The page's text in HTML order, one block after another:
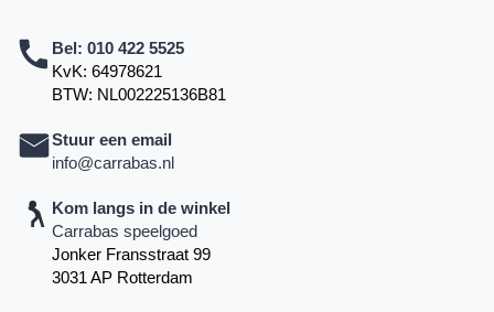
Bel: 010 422 5525
KvK: 64978621
BTW: NL002225136B81
Stuur een email
info@carrabas.nl
Kom langs in de winkel
Carrabas speelgoed
Jonker Fransstraat 99
3031 AP Rotterdam